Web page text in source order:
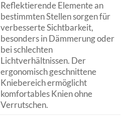
Reflektierende Elemente an
bestimmten Stellen sorgen für
verbesserte Sichtbarkeit,
besonders in Dämmerung oder
bei schlechten
Lichtverhältnissen. Der
ergonomisch geschnittene
Kniebereich ermöglicht
komfortables Knien ohne
Verrutschen.